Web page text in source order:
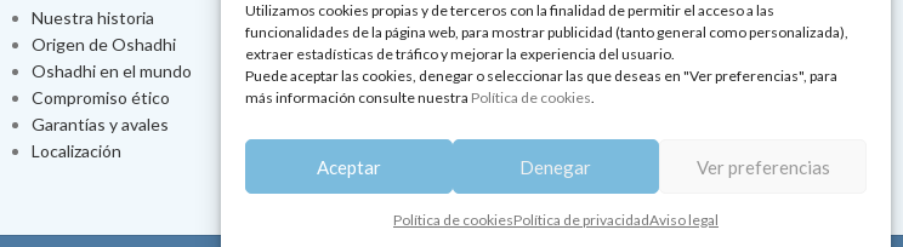
Utilizamos cookies propias y de terceros con la finalidad de permitir el acceso a las
funcionalidades de la página web, para mostrar publicidad (tanto general como personalizada),
extraer estadísticas de tráfico y mejorar la experiencia del usuario.
Puede aceptar las cookies, denegar o seleccionar las que deseas en "Ver preferencias", para
más información consulte nuestra Política de cookies.
Aceptar Denegar Ver preferencias
Política de cookiesPolítica de privacidadAviso legal
Nuestra historia
Origen de Oshadhi
Oshadhi en el mundo
Compromiso ético
Garantías y avales
Localización
Tienda física
Talleres de aromaterapia
Tratamientos de belleza
Ayurveda
Aromaterapia y bienestar
Condiciones generales
Cambios y devoluciones
Formas de pago
Formas de envío